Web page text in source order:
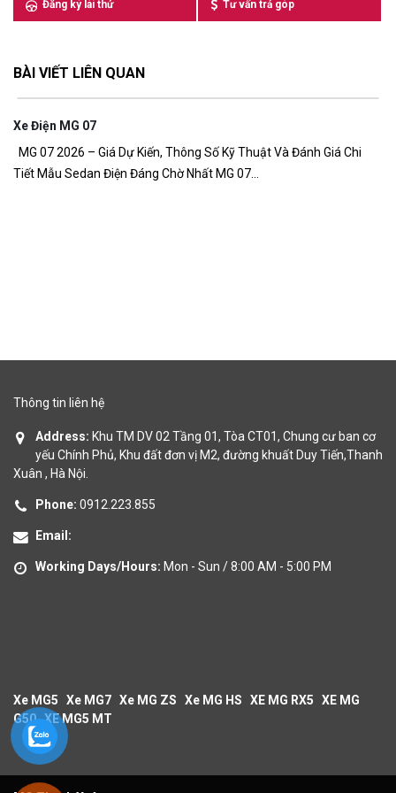
Đăng ký lái thử Tư vấn trả góp
BÀI VIẾT LIÊN QUAN
Xe Điện MG 07
MG 07 2026 – Giá Dự Kiến, Thông Số Kỹ Thuật Và Đánh Giá Chi
Tiết Mẫu Sedan Điện Đáng Chờ Nhất MG 07...
Thông tin liên hệ
Address: Khu TM DV 02 Tầng 01, Tòa CT01, Chung cư ban cơ
yếu Chính Phủ, Khu đất đơn vị M2, đường khuất Duy Tiến,Thanh
Xuân , Hà Nội.
Phone: 0912.223.855
Email:
Working Days/Hours: Mon - Sun / 8:00 AM - 5:00 PM
Xe MG5 Xe MG7 Xe MG ZS Xe MG HS XE MG RX5
XE MG
G50 XE MG5 MT